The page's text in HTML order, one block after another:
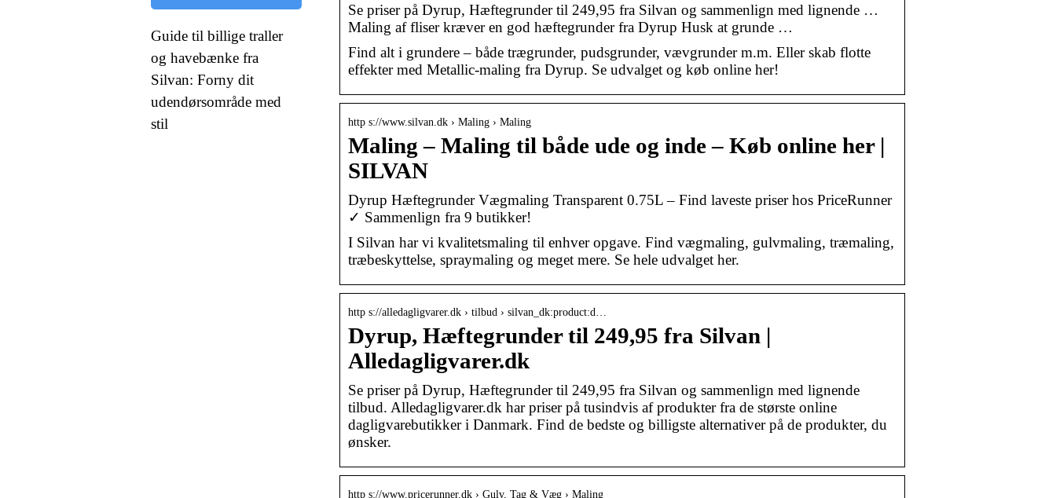
Se priser på Dyrup, Hæftegrunder til 249,95 fra Silvan og sammenlign med lignende …
Maling af fliser kræver en god hæftegrunder fra Dyrup Husk at grunde …
Find alt i grundere – både trægrunder, pudsgrunder, vævgrunder m.m. Eller skab flotte
effekter med Metallic-maling fra Dyrup. Se udvalget og køb online her!
http s://www.silvan.dk › Maling › Maling
Maling – Maling til både ude og inde – Køb online her |
SILVAN
Dyrup Hæftegrunder Vægmaling Transparent 0.75L – Find laveste priser hos PriceRunner
✓ Sammenlign fra 9 butikker!
I Silvan har vi kvalitetsmaling til enhver opgave. Find vægmaling, gulvmaling, træmaling,
træbeskyttelse, spraymaling og meget mere. Se hele udvalget her.
http s://alledagligvarer.dk › tilbud › silvan_dk:product:d…
Dyrup, Hæftegrunder til 249,95 fra Silvan |
Alledagligvarer.dk
Se priser på Dyrup, Hæftegrunder til 249,95 fra Silvan og sammenlign med lignende
tilbud. Alledagligvarer.dk har priser på tusindvis af produkter fra de største online
dagligvarebutikker i Danmark. Find de bedste og billigste alternativer på de produkter, du
ønsker.
http s://www.pricerunner.dk › Gulv, Tag & Væg › Maling
Guide til billige traller
og havebænke fra
Silvan: Forny dit
udendørsområde med
stil